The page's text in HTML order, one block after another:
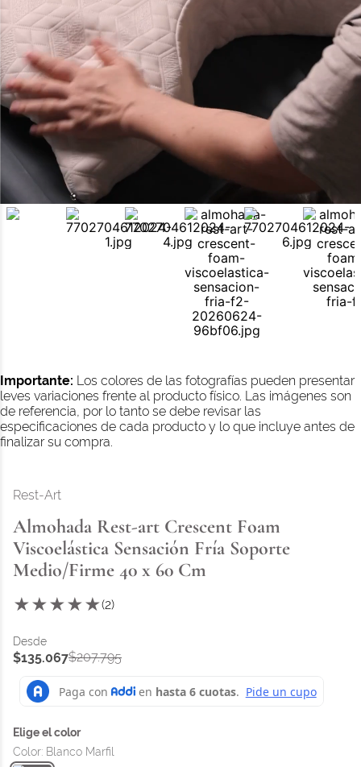
Importante: Los colores de las fotografías pueden presentar
leves variaciones frente al producto físico. Las imágenes son
de referencia, por lo tanto se debe revisar las
especificaciones de cada producto y lo que incluye antes de
finalizar su compra.
Rest-Art
Almohada Rest-art Crescent Foam
Viscoelástica Sensación Fría Soporte
Medio/Firme 40 x 60 Cm
★★★★★(2)
$135.067$207.795
Color: Blanco Marfil